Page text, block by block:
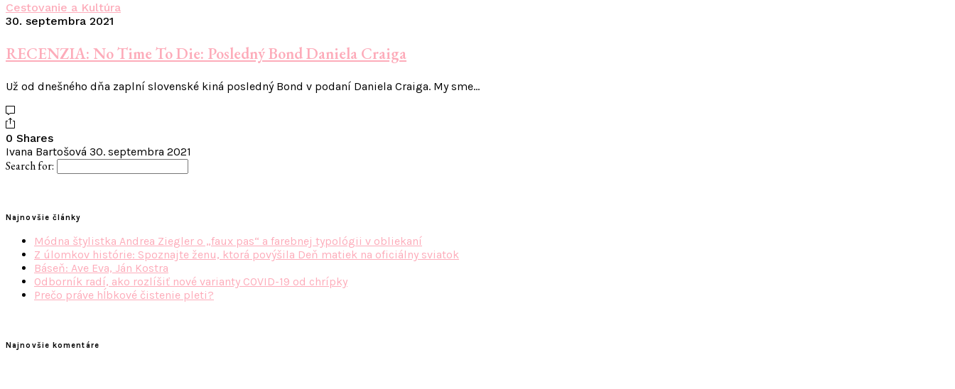
Cestovanie a Kultúra
30. septembra 2021
RECENZIA: No Time To Die: Posledný Bond Daniela Craiga
Už od dnešného dňa zaplní slovenské kiná posledný Bond v podaní Daniela Craiga. My sme…
0 Shares
Ivana Bartošová 30. septembra 2021
Search for:
Najnovšie články
Módna štylistka Andrea Ziegler o „faux pas“ a farebnej typológii v obliekaní
Z úlomkov histórie: Spoznajte ženu, ktorá povýšila Deň matiek na oficiálny sviatok
Báseň: Ave Eva, Ján Kostra
Odborník radí, ako rozlíšiť nové varianty COVID-19 od chrípky
Prečo práve hĺbkové čistenie pleti?
Najnovšie komentáre